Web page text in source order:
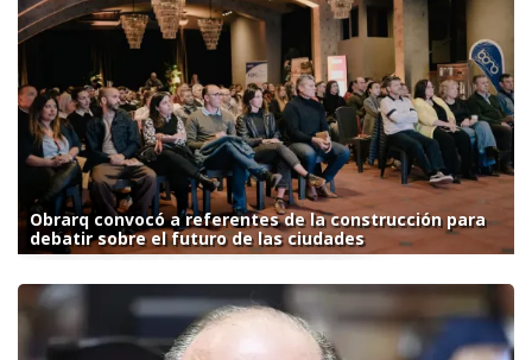
Obrarq convocó a referentes de la construcción para
debatir sobre el futuro de las ciudades